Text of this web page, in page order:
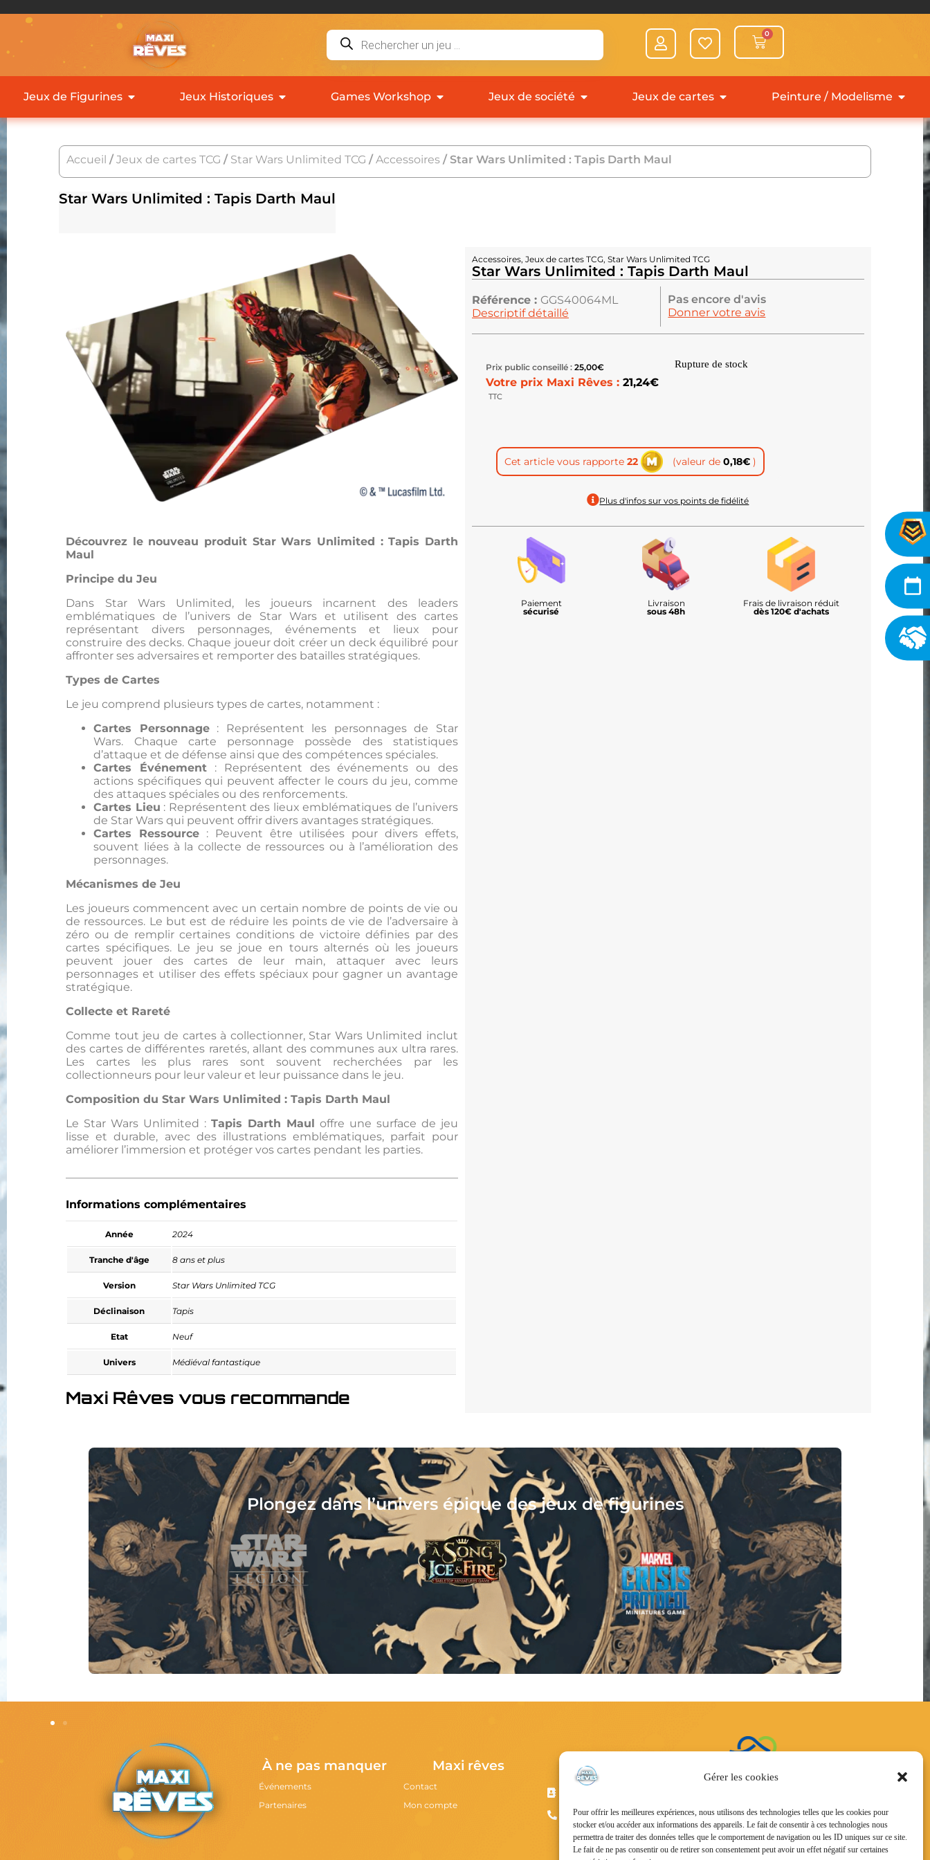
Gérer les cookies
Pour offrir les meilleures expériences, nous utilisons des technologies telles que les cookies pour
stocker et/ou accéder aux informations des appareils. Le fait de consentir à ces technologies nous
permettra de traiter des données telles que le comportement de navigation ou les ID uniques sur ce site.
Le fait de ne pas consentir ou de retirer son consentement peut avoir un effet négatif sur certaines
0
Jeux de Figurines Jeux Historiques Games Workshop Jeux de société Jeux de cartes Peinture / Modelisme
Accueil /Jeux de cartes TCG / Star Wars Unlimited TCG /Accessoires / Star Wars Unlimited : Tapis Darth Maul
Star Wars Unlimited : Tapis Darth Maul
Découvrez le nouveau produit Star Wars Unlimited : Tapis Darth
Maul
Principe du Jeu
Dans Star Wars Unlimited, les joueurs incarnent des leaders
emblématiques de l’univers de Star Wars et utilisent des cartes
représentant divers personnages, événements et lieux pour
construire des decks. Chaque joueur doit créer un deck équilibré pour
affronter ses adversaires et remporter des batailles stratégiques.
Types de Cartes
Le jeu comprend plusieurs types de cartes, notamment :
Cartes Personnage: Représentent les personnages de Star
Wars. Chaque carte personnage possède des statistiques
d’attaque et de défense ainsi que des compétences spéciales.
Cartes Événement : Représentent des événements ou des
actions spécifiques qui peuvent affecter le cours du jeu, comme
des attaques spéciales ou des renforcements.
Cartes Lieu : Représentent des lieux emblématiques de l’univers
de Star Wars qui peuvent offrir divers avantages stratégiques.
Cartes Ressource : Peuvent être utilisées pour divers effets,
souvent liées à la collecte de ressources ou à l’amélioration des
personnages.
Mécanismes de Jeu
Les joueurs commencent avec un certain nombre de points de vie ou
de ressources. Le but est de réduire les points de vie de l’adversaire à
zéro ou de remplir certaines conditions de victoire définies par des
cartes spécifiques. Le jeu se joue en tours alternés où les joueurs
peuvent jouer des cartes de leur main, attaquer avec leurs
personnages et utiliser des effets spéciaux pour gagner un avantage
stratégique.
Collecte et Rareté
Comme tout jeu de cartes à collectionner, Star Wars Unlimited inclut
des cartes de différentes raretés, allant des communes aux ultra rares.
Les cartes les plus rares sont souvent recherchées par les
collectionneurs pour leur valeur et leur puissance dans le jeu.
Composition du Star Wars Unlimited : Tapis Darth Maul
Le Star Wars Unlimited :Tapis Darth Maul offre une surface de jeu
lisse et durable, avec des illustrations emblématiques, parfait pour
améliorer l’immersion et protéger vos cartes pendant les parties.
Informations complémentaires
Année 2024
Tranche d'âge 8 ans et plus
Version Star Wars Unlimited TCG
Déclinaison Tapis
Etat Neuf
Univers Médiéval fantastique
Maxi Rêves vous recommande
Accessoires, Jeux de cartes TCG, Star Wars Unlimited TCG
Star Wars Unlimited : Tapis Darth Maul
Référence : GGS40064ML
Descriptif détaillé
Pas encore d'avis
Donner votre avis
Prix public conseillé : 25,00€
Votre prix Maxi Rêves : 21,24€
TTC
Rupture de stock
Cet article vous rapporte 22 (valeur de 0,18€ )
Plus d'infos sur vos points de fidélité
Paiement
sécurisé
Livraison
sous 48h
Frais de livraison réduit
dès 120€ d'achats
Collectionnez, assemblez, peignez, jouez, lisez :
votre nouveau hobby vous attend !
À ne pas manquer
Événements
Partenaires
Maxi rêves
Contact
Mon compte
Nous contacter
13 Boulevard Vauban –
03 22 28 56 02